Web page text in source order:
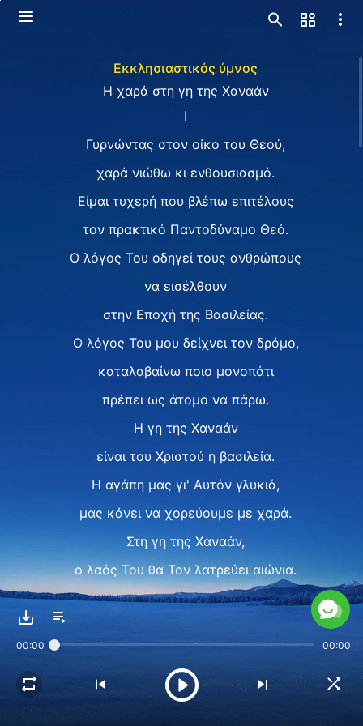
Εκκλησιαστικός ύμνος
Η χαρά στη γη της Χαναάν
Ⅰ
Γυρνώντας στον οίκο του Θεού,
χαρά νιώθω κι ενθουσιασμό.
Είμαι τυχερή που βλέπω επιτέλους
τον πρακτικό Παντοδύναμο Θεό.
Ο λόγος Του οδηγεί τους ανθρώπους
να εισέλθουν
στην Εποχή της Βασιλείας.
Ο λόγος Του μου δείχνει τον δρόμο,
καταλαβαίνω ποιο μονοπάτι
πρέπει ως άτομο να πάρω.
Η γη της Χαναάν
είναι του Χριστού η βασιλεία.
Η αγάπη μας γι' Αυτόν γλυκιά,
μας κάνει να χορεύουμε με χαρά.
Στη γη της Χαναάν,
ο λαός Του θα Τον λατρεύει αιώνια.
Ⅱ
της βασιλείας των ουρανών
00:00 00:00